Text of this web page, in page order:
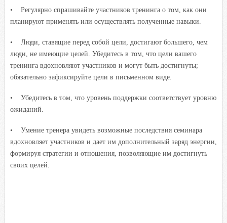
• Регулярно спрашивайте участников тренинга о том, как они
планируют применять или осуществлять полученные навыки.
• Люди, ставящие перед собой цели, достигают большего, чем
люди, не имеющие целей. Убедитесь в том, что цели вашего
тренинга вдохновляют участников и могут быть достигнуты;
обязательно зафиксируйте цели в письменном виде.
• Убедитесь в том, что уровень поддержки соответствует уровню
ожиданий.
• Умение тренера увидеть возможные последствия семинара
вдохновляет участников и дает им дополнительный заряд энергии,
формируя стратегии и отношения, позволяющие им достигнуть
своих целей.